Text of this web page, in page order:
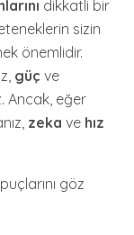
dikkatli bir
sizin
önemlidir.
güç ve
Ancak, eğer
zeka ve hız
göz